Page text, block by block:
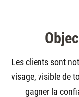
Les clients sont
visage, visible de
gagner la